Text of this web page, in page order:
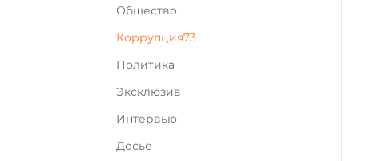
Общество
Коррупция73
Политика
Эксклюзив
Интервью
Досье